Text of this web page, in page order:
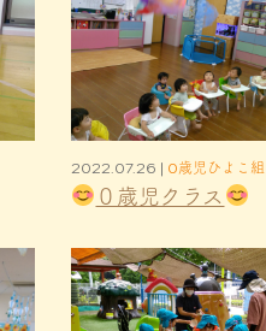
2022.07.26 | 0歳児ひよこ組
０歳児クラス